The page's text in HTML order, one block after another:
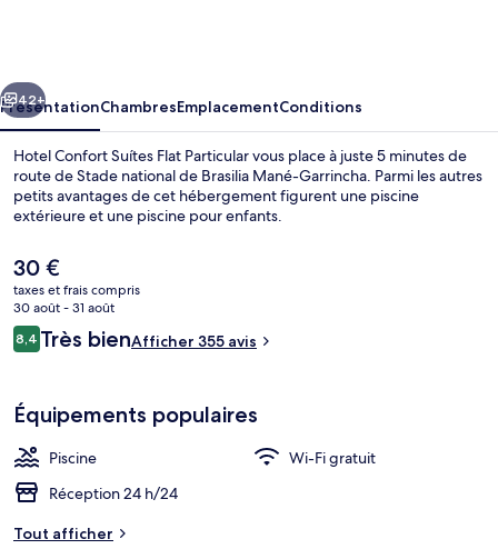
Particular
Suite | Extérieur
Suivant
42+
PrésentationChambresEmplacementConditions
Hotel Confort Suítes Flat Particular vous place à juste 5 minutes de
route de Stade national de Brasilia Mané-Garrincha. Parmi les autres
petits avantages de cet hébergement figurent une piscine
extérieure et une piscine pour enfants.
Le
prix
actuel
est
de
30 €
taxes et frais compris
30 août - 31 août
Avis
voyageurs
8,48,4 sur 10
Très bienAfficher 355 avis
Équipements populaires
Piscine
Wi-Fi gratuit
Réception 24 h/24
Tout afficher